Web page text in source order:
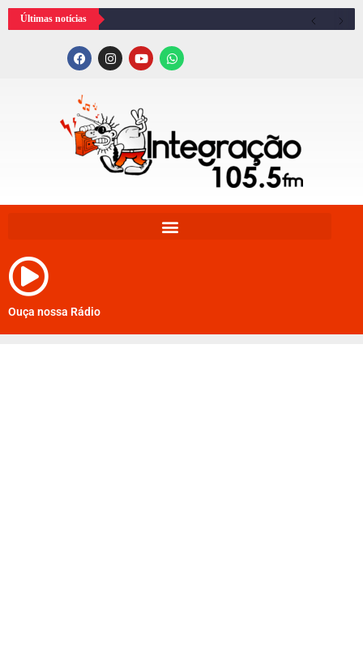
Últimas notícias
Ouça nossa Rádio